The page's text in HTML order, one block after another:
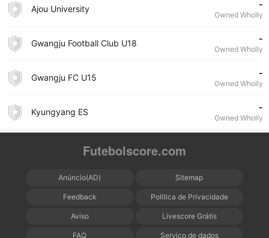
Ajou University -
Owned Wholly
Gwangju Football Club U18 -
Owned Wholly
Gwangju FC U15 -
Owned Wholly
Kyungyang ES -
Owned Wholly
Futebolscore.com
Anúncio(AD) Sitemap
Feedback Política de Privacidade
Aviso Livescore Grátis
FAQ Serviço de dados